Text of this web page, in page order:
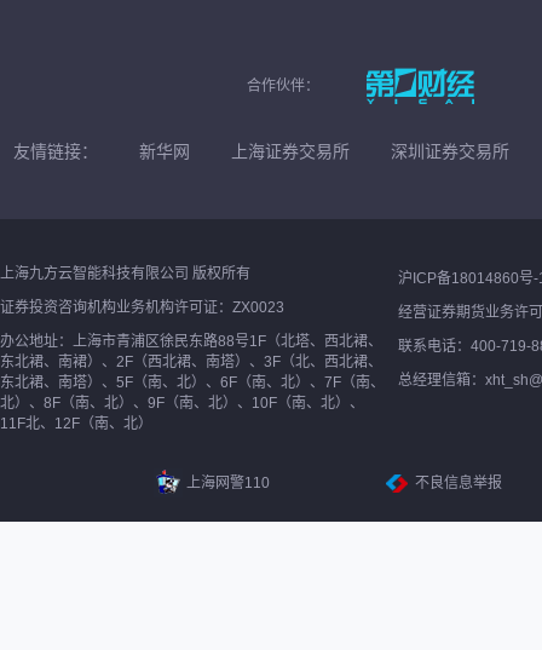
合作伙伴：
友情链接： 新华网 上海证券交易所 深圳证券交易所
上海九方云智能科技有限公司 版权所有
证券投资咨询机构业务机构许可证：ZX0023
办公地址：上海市青浦区徐民东路88号1F（北塔、西北裙、
东北裙、南裙）、2F（西北裙、南塔）、3F（北、西北裙、
东北裙、南塔）、5F（南、北）、6F（南、北）、7F（南、
北）、8F（南、北）、9F（南、北）、10F（南、北）、
11F北、12F（南、北）
沪ICP备18014860号-
经营证券期货业务许
联系电话：400-719-
总经理信箱：
上海网警110 不良信息举报